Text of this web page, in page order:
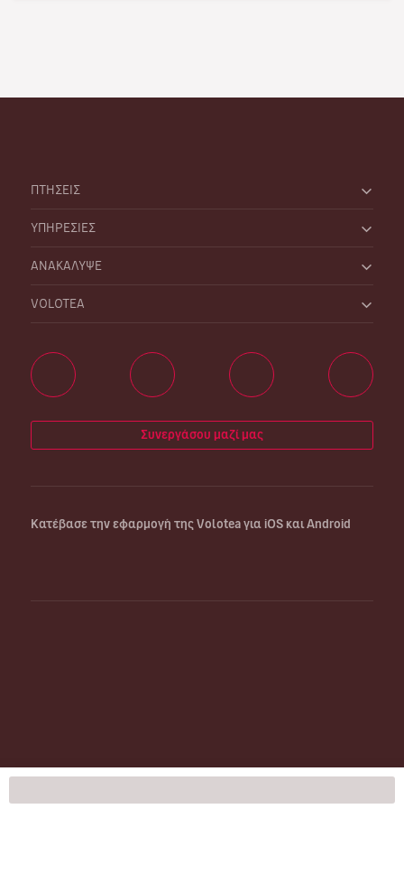
ΠΤΗΣΕΙΣ
ΥΠΗΡΕΣΙΕΣ
ΑΝΑΚΑΛΥΨΕ
VOLOTEA
Συνεργάσου μαζί μας
Κατέβασε την εφαρμογή της Volotea για iOS και Android